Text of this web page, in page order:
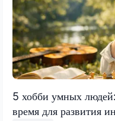
5 хобби умных людей:
время для развития